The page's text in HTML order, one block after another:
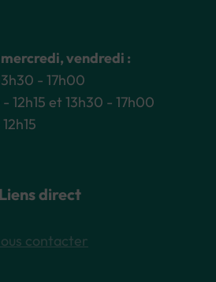
vendredi :
- 17h00
12h15 et 13h30 - 17h00
Liens direct
contacter